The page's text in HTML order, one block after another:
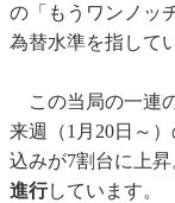
の「もうワンノッ
為替水準を指して
この当局の一連
来週（1月20日～
込みが7割台に上
進行しています。